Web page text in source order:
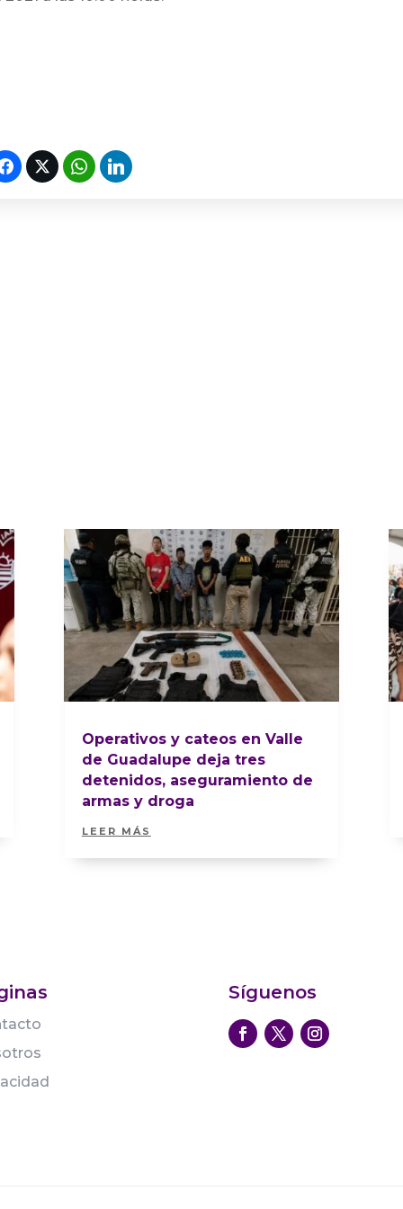
Operativos y cateos en Valle
de Guadalupe deja tres
detenidos, aseguramiento de
armas y droga
LEER MÁS
Síguenos